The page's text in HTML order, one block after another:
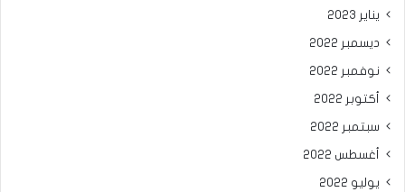
يناير 2023
ديسمبر 2022
نوفمبر 2022
أكتوبر 2022
سبتمبر 2022
أغسطس 2022
يوليو 2022